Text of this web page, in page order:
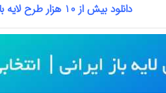
دانلود بیش از 10 هزار طرح لایه باز با فرمت فتوشاپ